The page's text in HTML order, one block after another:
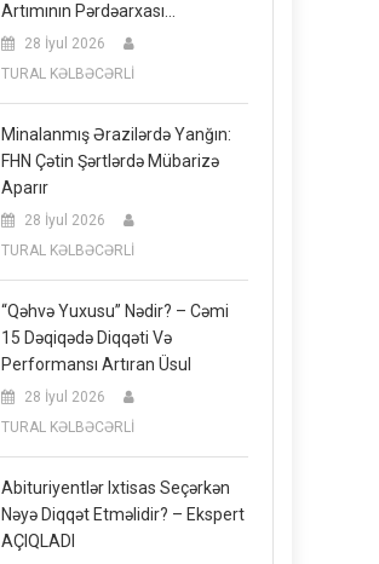
Artımının Pərdəarxası…
28 İyul 2026
TURAL KƏLBƏCƏRLİ
Minalanmış Ərazilərdə Yanğın:
FHN Çətin Şərtlərdə Mübarizə
Aparır
28 İyul 2026
TURAL KƏLBƏCƏRLİ
“Qəhvə Yuxusu” Nədir? – Cəmi
15 Dəqiqədə Diqqəti Və
Performansı Artıran Üsul
28 İyul 2026
TURAL KƏLBƏCƏRLİ
Abituriyentlər Ixtisas Seçərkən
Nəyə Diqqət Etməlidir? – Ekspert
AÇIQLADI